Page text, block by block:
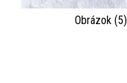
Obrázok (5)